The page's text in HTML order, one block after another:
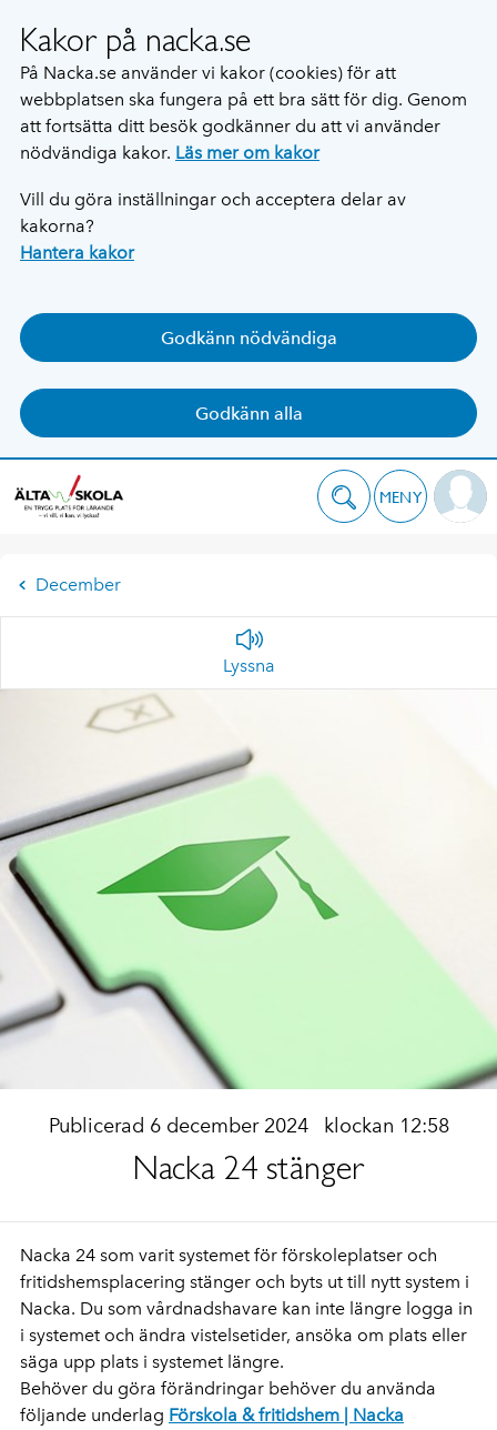
Kakor på nacka.se
På Nacka.se använder vi kakor (cookies) för att
webbplatsen ska fungera på ett bra sätt för dig. Genom
att fortsätta ditt besök godkänner du att vi använder
nödvändiga kakor. Läs mer om kakor
Vill du göra inställningar och acceptera delar av
kakorna?
Hantera kakor
Godkänn nödvändiga
Godkänn alla
MENY
December
Lyssna
Publicerad 6 december 2024 klockan 12:58
Nacka 24 stänger
Nacka 24 som varit systemet för förskoleplatser och
fritidshemsplacering stänger och byts ut till nytt system i
Nacka. Du som vårdnadshavare kan inte längre logga in
i systemet och ändra vistelsetider, ansöka om plats eller
säga upp plats i systemet längre.
Behöver du göra förändringar behöver du använda
följande underlag Förskola & fritidshem | Nacka